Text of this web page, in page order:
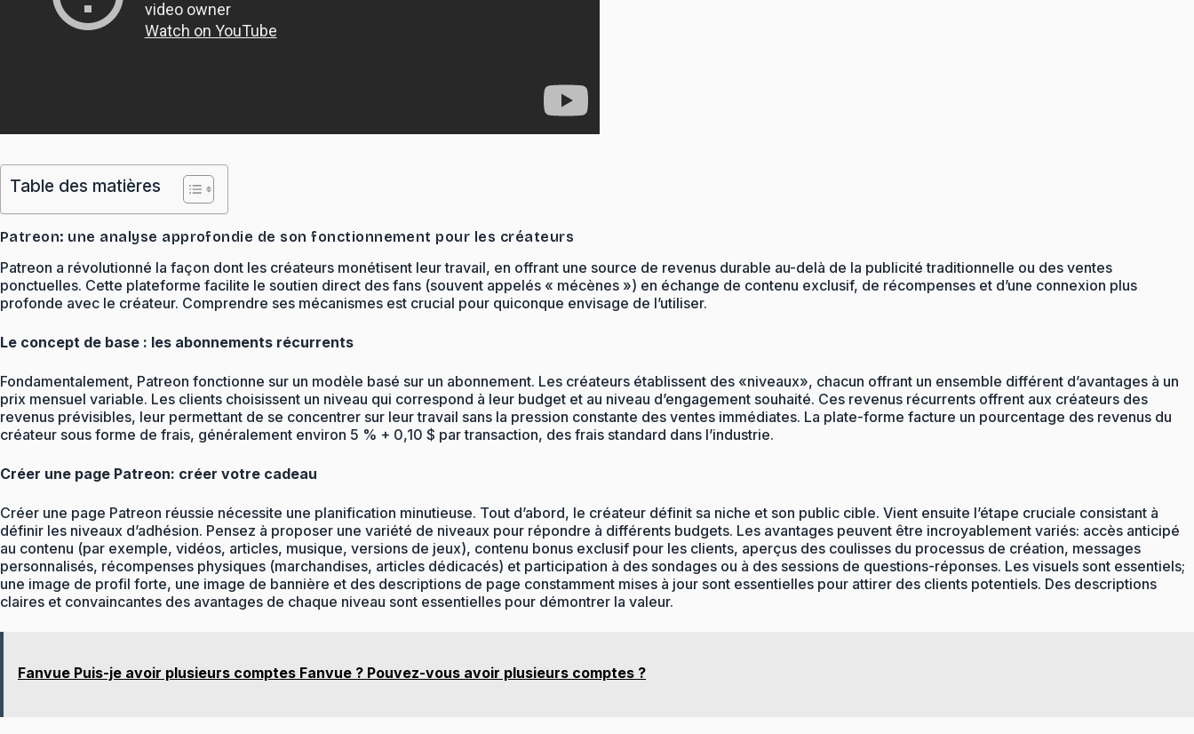
Table des matières
Patreon: une analyse approfondie de son fonctionnement pour les créateurs
Patreon a révolutionné la façon dont les créateurs monétisent leur travail, en offrant une source de revenus durable au-delà de la publicité traditionnelle ou des ventes
ponctuelles. Cette plateforme facilite le soutien direct des fans (souvent appelés « mécènes ») en échange de contenu exclusif, de récompenses et d’une connexion plus
profonde avec le créateur. Comprendre ses mécanismes est crucial pour quiconque envisage de l’utiliser.
Le concept de base : les abonnements récurrents
Fondamentalement, Patreon fonctionne sur un modèle basé sur un abonnement. Les créateurs établissent des «niveaux», chacun offrant un ensemble différent d’avantages à un
prix mensuel variable. Les clients choisissent un niveau qui correspond à leur budget et au niveau d’engagement souhaité. Ces revenus récurrents offrent aux créateurs des
revenus prévisibles, leur permettant de se concentrer sur leur travail sans la pression constante des ventes immédiates. La plate-forme facture un pourcentage des revenus du
créateur sous forme de frais, généralement environ 5 % + 0,10 $ par transaction, des frais standard dans l’industrie.
Créer une page Patreon: créer votre cadeau
Créer une page Patreon réussie nécessite une planification minutieuse. Tout d’abord, le créateur définit sa niche et son public cible. Vient ensuite l’étape cruciale consistant à
définir les niveaux d’adhésion. Pensez à proposer une variété de niveaux pour répondre à différents budgets. Les avantages peuvent être incroyablement variés: accès anticipé
au contenu (par exemple, vidéos, articles, musique, versions de jeux), contenu bonus exclusif pour les clients, aperçus des coulisses du processus de création, messages
personnalisés, récompenses physiques (marchandises, articles dédicacés) et participation à des sondages ou à des sessions de questions-réponses. Les visuels sont essentiels;
une image de profil forte, une image de bannière et des descriptions de page constamment mises à jour sont essentielles pour attirer des clients potentiels. Des descriptions
claires et convaincantes des avantages de chaque niveau sont essentielles pour démontrer la valeur.
Fanvue Puis-je avoir plusieurs comptes Fanvue ? Pouvez-vous avoir plusieurs comptes ?